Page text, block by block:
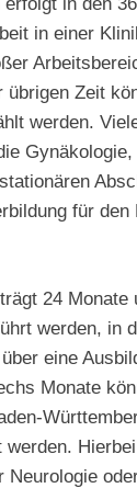
in einer
übrigen Zeit
werden.
für
24 Monate
werden, in
eine
Monate
werden.
Neurologie